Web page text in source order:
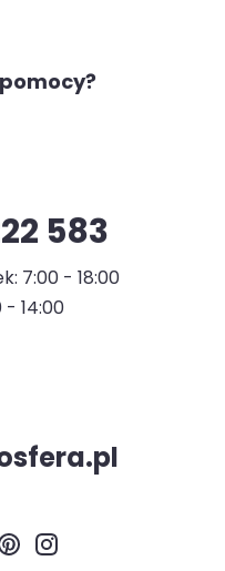
583
7:00 - 18:00
- 14:00